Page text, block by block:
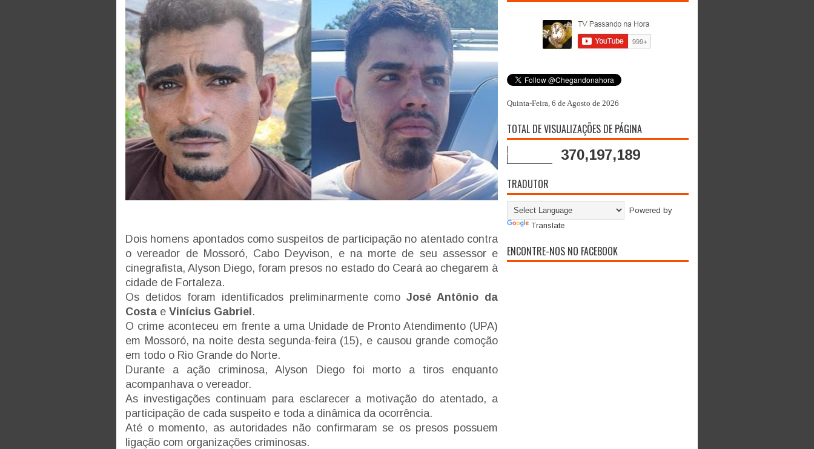
Dois homens apontados como suspeitos de participação no atentado contra
o vereador de Mossoró, Cabo Deyvison, e na morte de seu assessor e
cinegrafista, Alyson Diego, foram presos no estado do Ceará ao chegarem à
cidade de Fortaleza.
Os detidos foram identificados preliminarmente comoJosé Antônio da
Costa e Vinícius Gabriel.
O crime aconteceu em frente a uma Unidade de Pronto Atendimento (UPA)
em Mossoró, na noite desta segunda-feira (15), e causou grande comoção
em todo o Rio Grande do Norte.
Durante a ação criminosa, Alyson Diego foi morto a tiros enquanto
acompanhava o vereador.
As investigações continuam para esclarecer a motivação do atentado, a
participação de cada suspeito e toda a dinâmica da ocorrência.
Até o momento, as autoridades não confirmaram se os presos possuem
ligação com organizações criminosas.
Quinta-Feira, 6 de Agosto de 2026
TOTAL DE VISUALIZAÇÕES DE PÁGINA
370,197,189
TRADUTOR
Powered by
Translate
ENCONTRE-NOS NO FACEBOOK